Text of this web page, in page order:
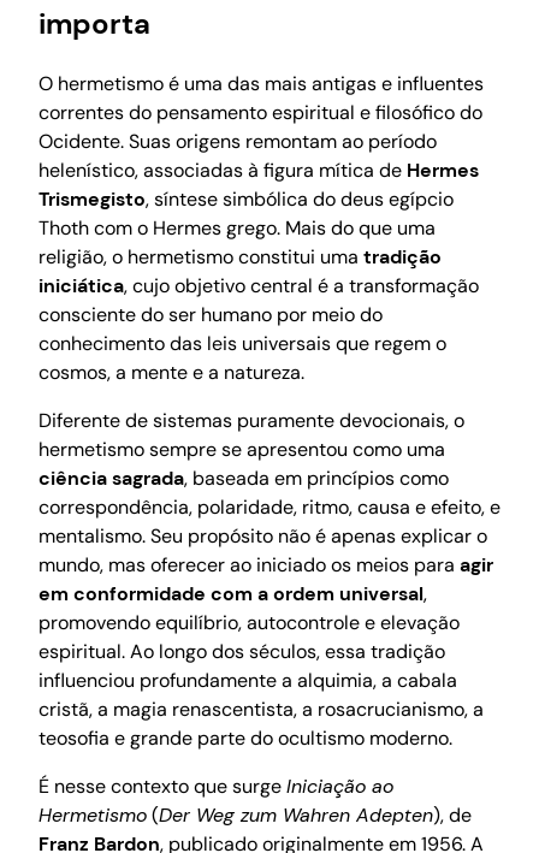
importa
O hermetismo é uma das mais antigas e influentes
correntes do pensamento espiritual e filosófico do
Ocidente. Suas origens remontam ao período
helenístico, associadas à figura mítica de Hermes
Trismegisto, síntese simbólica do deus egípcio
Thoth com o Hermes grego. Mais do que uma
religião, o hermetismo constitui uma tradição
iniciática, cujo objetivo central é a transformação
consciente do ser humano por meio do
conhecimento das leis universais que regem o
cosmos, a mente e a natureza.
Diferente de sistemas puramente devocionais, o
hermetismo sempre se apresentou como uma
ciência sagrada, baseada em princípios como
correspondência, polaridade, ritmo, causa e efeito, e
mentalismo. Seu propósito não é apenas explicar o
mundo, mas oferecer ao iniciado os meios para agir
em conformidade com a ordem universal,
promovendo equilíbrio, autocontrole e elevação
espiritual. Ao longo dos séculos, essa tradição
influenciou profundamente a alquimia, a cabala
cristã, a magia renascentista, a rosacrucianismo, a
teosofia e grande parte do ocultismo moderno.
É nesse contexto que surgeIniciação ao
Hermetismo(Der Weg zum Wahren Adepten), de
Franz Bardon, publicado originalmente em 1956. A